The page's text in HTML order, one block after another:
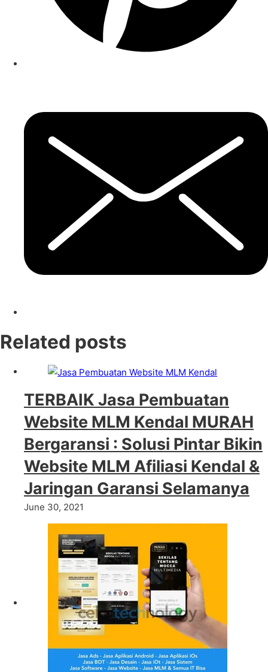
Related posts
TERBAIK Jasa Pembuatan
Website MLM Kendal MURAH
Bergaransi : Solusi Pintar Bikin
Website MLM Afiliasi Kendal &
Jaringan Garansi Selamanya
June 30, 2021